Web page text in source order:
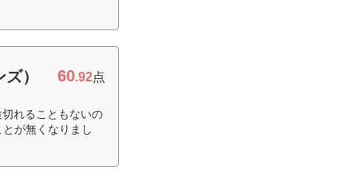
） 60.92点
れることもないの
が無くなりまし